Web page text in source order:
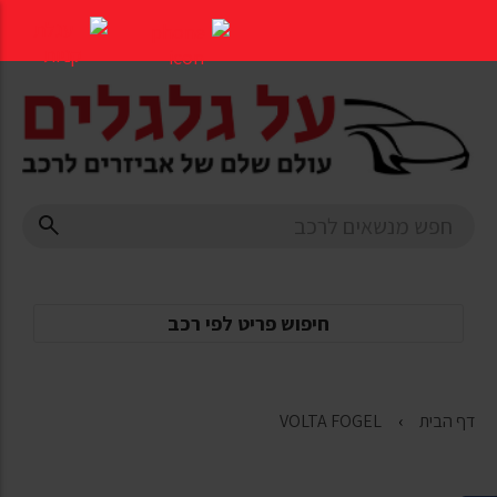
העמוד
חיפוש פריט לפי רכב
דף הבית VOLTA FOGEL